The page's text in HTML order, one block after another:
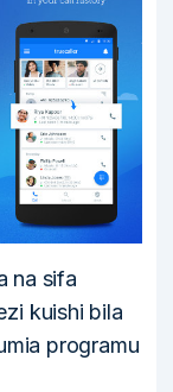
na sifa
kuishi bila
programu